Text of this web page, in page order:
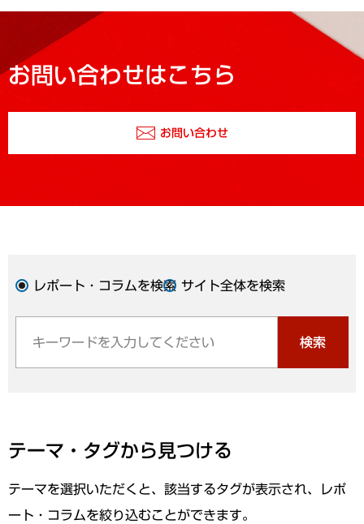
お問い合わせはこちら
お問い合わせ
レポート・コラムを検索 サイト全体を検索
検索
テーマ・タグから見つける
テーマを選択いただくと、該当するタグが表示され、レポ
ート・コラムを絞り込むことができます。